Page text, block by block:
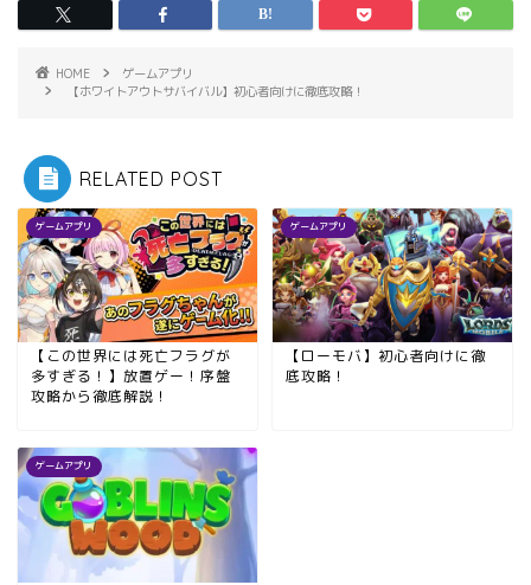
HOME
ゲームアプリ
【ホワイトアウトサバイバル】初心者向けに徹底攻略！
RELATED POST
ゲームアプリ
【この世界には死亡フラグが
多すぎる！】放置ゲー！序盤
攻略から徹底解説！
ゲームアプリ
【ローモバ】初心者向けに徹
底攻略！
ゲームアプリ